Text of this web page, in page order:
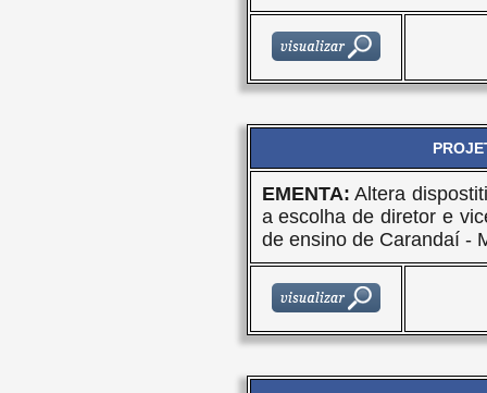
EMENTA: Altera
a escolha de diretor e
de ensino de Carandaí -